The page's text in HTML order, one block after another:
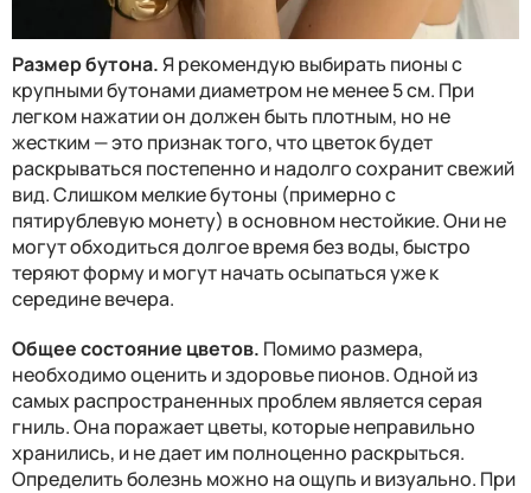
Размер бутона.Я рекомендую выбирать пионы с
крупными бутонами диаметром не менее 5 см. При
легком нажатии он должен быть плотным, но не
жестким — это признак того, что цветок будет
раскрываться постепенно и надолго сохранит свежий
вид. Слишком мелкие бутоны (примерно с
пятирублевую монету) в основном нестойкие. Они не
могут обходиться долгое время без воды, быстро
теряют форму и могут начать осыпаться уже к
середине вечера.
Общее состояние цветов. Помимо размера,
необходимо оценить и здоровье пионов. Одной из
самых распространенных проблем является серая
гниль. Она поражает цветы, которые неправильно
хранились, и не дает им полноценно раскрыться.
Определить болезнь можно на ощупь и визуально. При